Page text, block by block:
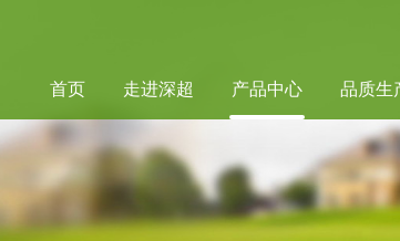
首页 走进深超 产品中心 品质生